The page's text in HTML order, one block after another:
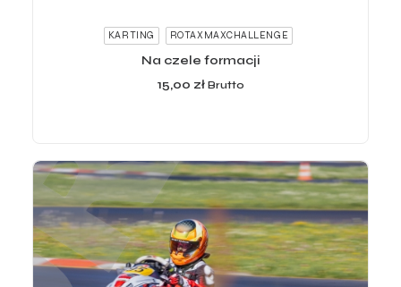
KARTING ROTAXMAXCHALLENGE
Na czele formacji
15,00 zł Brutto